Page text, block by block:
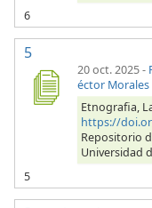
6
5
20 oct. 2025-
éctor Morales
Etnografia,
https://
Repositorio
Universidad
5